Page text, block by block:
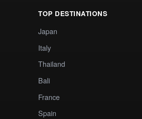
TOP DESTINATIONS
Japan
Italy
Thailand
Bali
France
Spain